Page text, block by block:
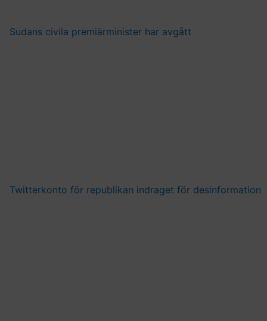
Sudans civila premiärminister har avgått
Twitterkonto för republikan indraget för desinformation